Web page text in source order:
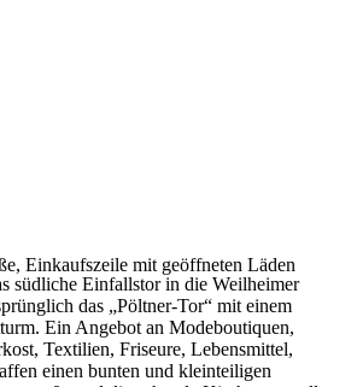
südliche Einfallstor in die Weilheimer
das „Pöltner-Tor“ mit einem
Ein Angebot an Modeboutiquen,
Textilien, Friseure, Lebensmittel,
einen bunten und kleinteiligen